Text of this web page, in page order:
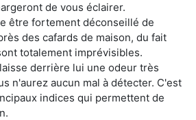
de vous éclairer.
être fortement déconseillé de
des cafards de maison, du fait
totalement imprévisibles.
derrière lui une odeur très
n'aurez aucun mal à détecter. C'est
indices qui permettent de